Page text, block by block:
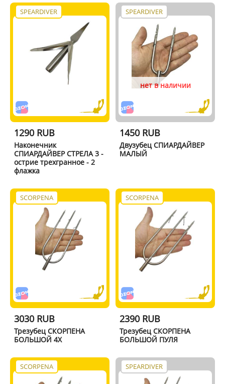
SPEARDIVER
1290 RUB
Наконечник
СПИАРДАЙВЕР СТРЕЛА 3 -
острие трехгранное - 2
флажка
SPEARDIVER
нет в наличии
1450 RUB
Двузубец СПИАРДАЙВЕР
МАЛЫЙ
SCORPENA
3030 RUB
Трезубец СКОРПЕНА
БОЛЬШОЙ 4X
SCORPENA
2390 RUB
Трезубец СКОРПЕНА
БОЛЬШОЙ ПУЛЯ
SCORPENA SPEARDIVER